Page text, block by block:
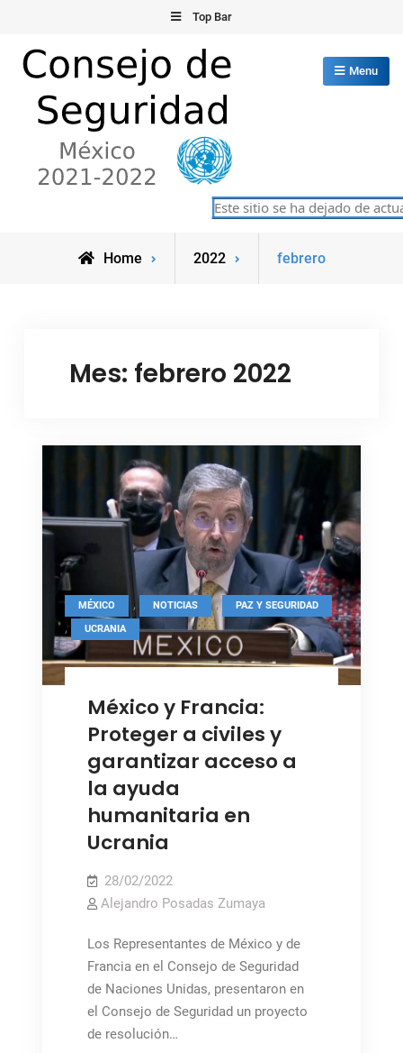
content
Top Bar
Consejo de Seguridad de las
Naciones Unidas
Menu
Este sitio se ha dejado de
Home 2022 febrero
Mes: febrero 2022
MÉXICO , NOTICIAS , PAZ Y SEGURIDAD
, UCRANIA
México y Francia:
Proteger a civiles y
garantizar acceso a
la ayuda
humanitaria en
Ucrania
28/02/2022
Alejandro Posadas Zumaya
Los Representantes de México y de
Francia en el Consejo de Seguridad
de Naciones Unidas, presentaron en
el Consejo de Seguridad un proyecto
de resolución…